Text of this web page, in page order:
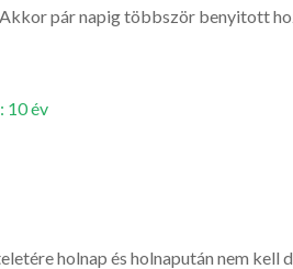
pár napig többször benyitott
10 év
holnap és holnapután nem kell